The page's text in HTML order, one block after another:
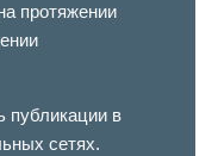
протяжении
публикации в
сетях.